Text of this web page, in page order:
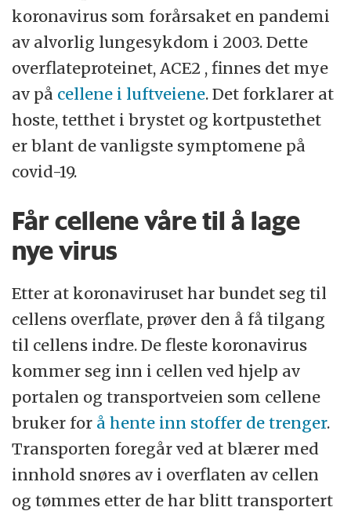
koronavirus som forårsaket en pandemi
av alvorlig lungesykdom i 2003. Dette
overflateproteinet, ACE2 , finnes det mye
av på cellene i luftveiene. Det forklarer at
hoste, tetthet i brystet og kortpustethet
er blant de vanligste symptomene på
covid-19.
Får cellene våre til å lage
nye virus
Etter at koronaviruset har bundet seg til
cellens overflate, prøver den å få tilgang
til cellens indre. De fleste koronavirus
kommer seg inn i cellen ved hjelp av
portalen og transportveien som cellene
bruker for å hente inn stoffer de trenger.
Transporten foregår ved at blærer med
innhold snøres av i overflaten av cellen
og tømmes etter de har blitt transportert